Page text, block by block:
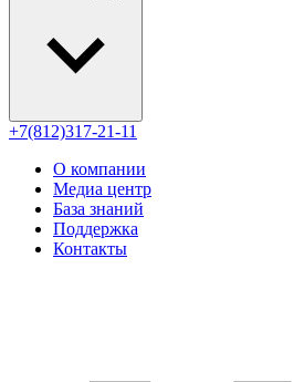
+7(812)317-21-11
О компании
Медиа центр
База знаний
Поддержка
Контакты